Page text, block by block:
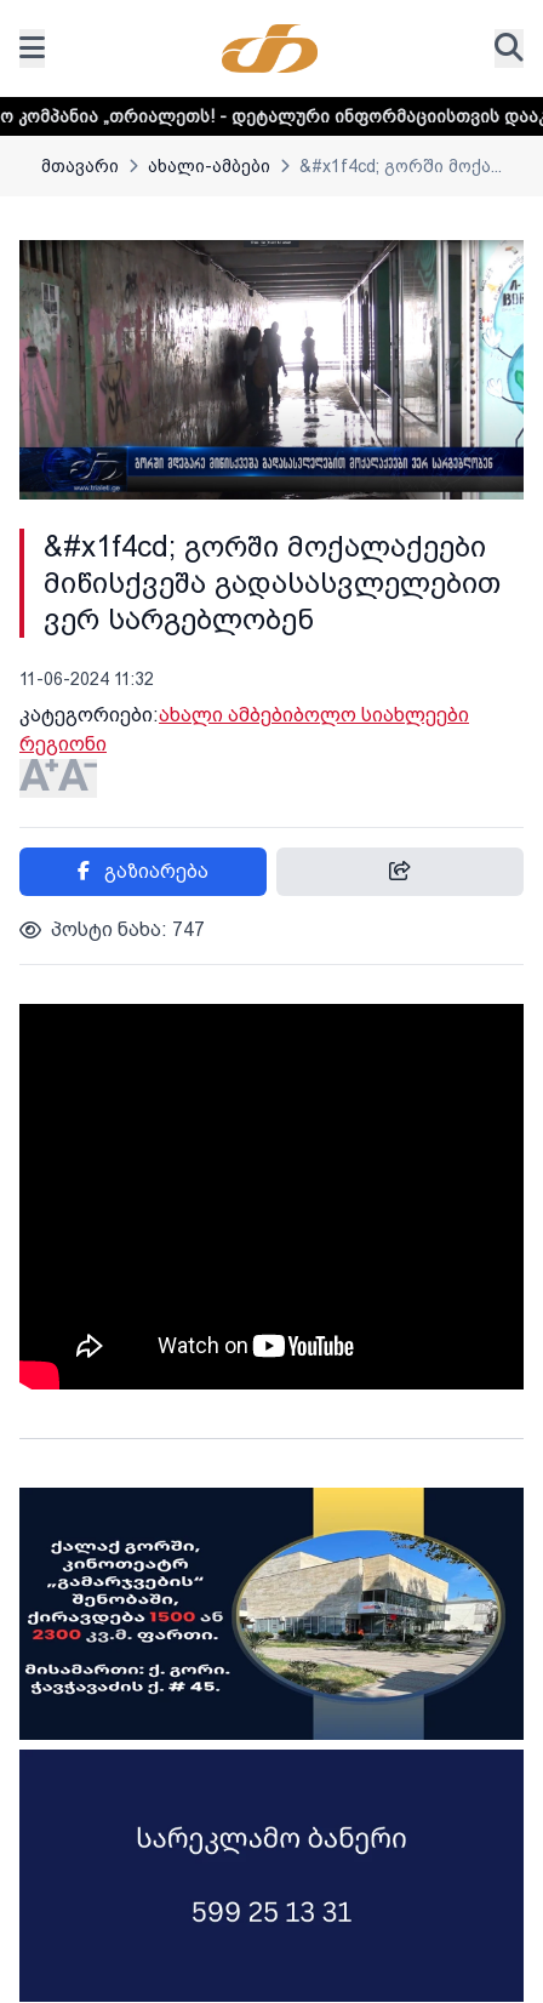
- დეტალური ინფორმაციისთვის დააკლიკეთ ლინკს
მთავარი ახალი-ამბები &#x1f4cd; გორში მოქა...
&#x1f4cd; გორში მოქალაქეები
მიწისქვეშა გადასასვლელებით
ვერ სარგებლობენ
11-06-2024 11:32
კატეგორიები:ახალი ამბებიბოლო სიახლეები
რეგიონი
გაზიარება
პოსტი ნახა: 747